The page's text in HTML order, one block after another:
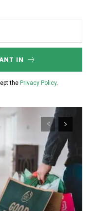
IN
the Privacy Policy.